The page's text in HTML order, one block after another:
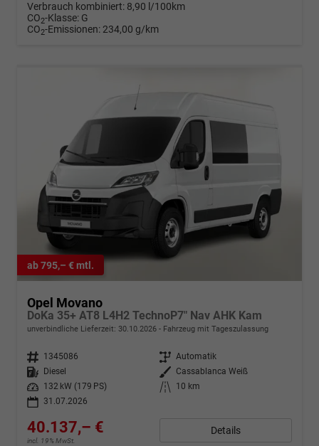
Verbrauch kombiniert: 8,90 l/100km
CO2-Klasse: G
CO2-Emissionen: 234,00 g/km
ab 795,– € mtl.
Opel Movano
DoKa 35+ AT8 L4H2 TechnoP7" Nav AHK Kam
unverbindliche Lieferzeit: 30.10.2026 Fahrzeug mit Tageszulassung
Fahrzeugnr. 1345086 Getriebe Automatik
Kraftstoff
Diesel Außenfarbe Cassablanca Weiß
Leistung
132 kW (179 PS) Kilometerstand
10 km
31.07.2026
40.137,– €
incl. 19% MwSt.
Details